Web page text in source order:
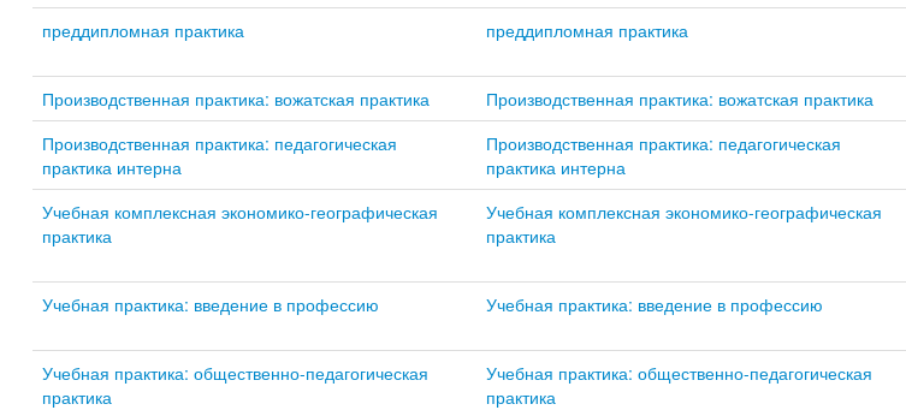
преддипломная практика преддипломная практика
Производственная практика: вожатская практика Производственная практика: вожатская практика
Производственная практика: педагогическая
практика интерна
Производственная практика: педагогическая
практика интерна
Учебная комплексная экономико-географическая
практика
Учебная комплексная экономико-географическая
практика
Учебная практика: введение в профессию Учебная практика: введение в профессию
Учебная практика: общественно-педагогическая
практика
Учебная практика: общественно-педагогическая
практика